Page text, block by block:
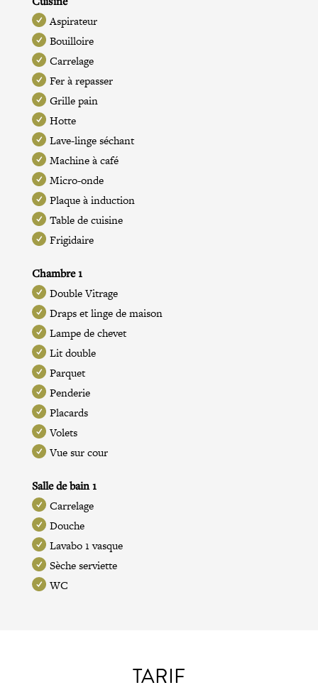
Aspirateur
Bouilloire
Carrelage
Fer à repasser
Grille pain
Hotte
Lave-linge séchant
Machine à café
Micro-onde
Plaque à induction
Table de cuisine
Frigidaire
Chambre 1
Double Vitrage
Draps et linge de maison
Lampe de chevet
Lit double
Parquet
Penderie
Placards
Volets
Vue sur cour
Salle de bain 1
Carrelage
Douche
Lavabo 1 vasque
Sèche serviette
WC
TARIF